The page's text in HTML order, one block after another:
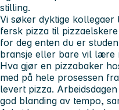
stilling.
Vi søker dyktige
fersk pizza til
for deg enten du er
bransje eller bare vil lære
Hva gjør en pizzabaker
med på hele prosessen
levert pizza.
god blanding av tempo,